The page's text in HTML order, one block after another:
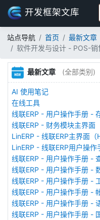
开发框架文库
站点导航 首页
最新文章
软件开发与设计 - POS-销
最新文章 (全部类别)
AI 使用笔记
在线工具
线联ERP - 用户操作手册 -
线联ERP - 财务模块主界面
LinERP - 线联ERP主界面（
LinERP - 线联ERP用户操
线联ERP - 用户操作手册 -
线联ERP - 用户操作手册 -
线联ERP - 用户操作手册 -
线联ERP - 用户操作手册 -
线联ERP - 用户操作手册 -
线联ERP - 用户操作手册 -